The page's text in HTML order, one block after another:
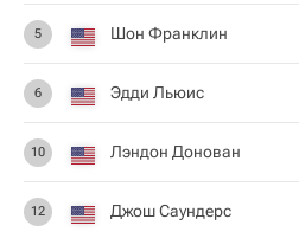
5 Шон Франклин
6 Эдди Льюис
10 Лэндон Донован
12 Джош Саундерс